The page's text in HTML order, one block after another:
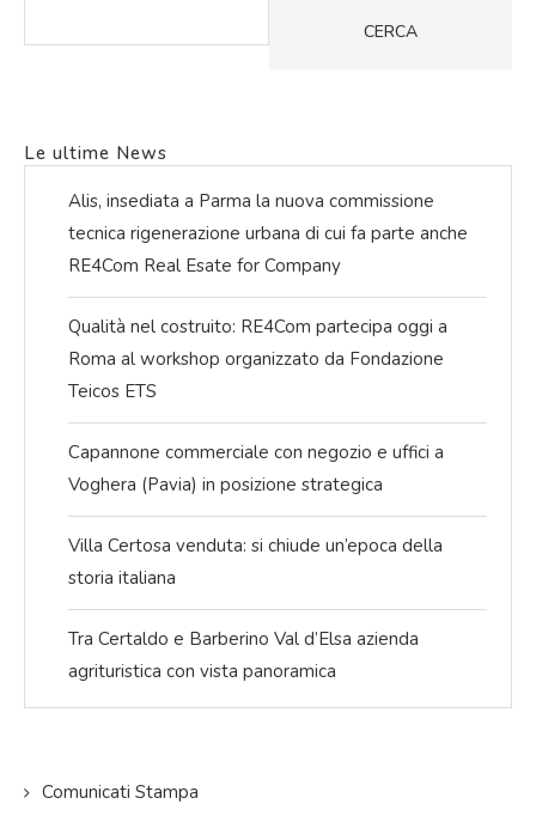
CERCA
Le ultime News
Alis, insediata a Parma la nuova commissione
tecnica rigenerazione urbana di cui fa parte anche
RE4Com Real Esate for Company
Qualità nel costruito: RE4Com partecipa oggi a
Roma al workshop organizzato da Fondazione
Teicos ETS
Capannone commerciale con negozio e uffici a
Voghera (Pavia) in posizione strategica
Villa Certosa venduta: si chiude un’epoca della
storia italiana
Tra Certaldo e Barberino Val d’Elsa azienda
agrituristica con vista panoramica
Comunicati Stampa